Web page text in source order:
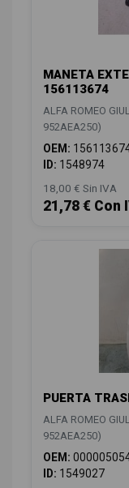
MANETA
156113674
ALFA ROMEO
952AEA250)
OEM:
ID: 1548974
18,00 € Sin IVA
21,78 € Con
PUERTA
ALFA ROMEO
952AEA250)
OEM:
ID: 1549027